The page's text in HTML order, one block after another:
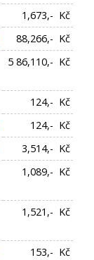
1,673,- Kč
88,266,- Kč
5 86,110,- Kč
124,- Kč
124,- Kč
3,514,- Kč
1,089,- Kč
1,521,- Kč
153,- Kč